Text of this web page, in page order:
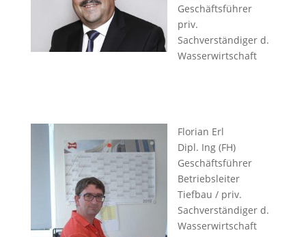
Geschäftsführer
priv.
Sachverständiger d.
Wasserwirtschaft
Florian Erl
Dipl. Ing (FH)
Geschäftsführer
Betriebsleiter
Tiefbau / priv.
Sachverständiger d.
Wasserwirtschaft